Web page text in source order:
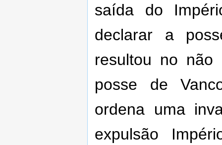
saída do
declarar a
resultou no não
posse de
ordena uma
expulsão